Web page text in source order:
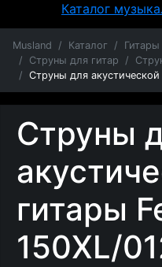
Каталог
Musland Каталог
Струны для гитар
Струны для
Струны
гитары
150XL/